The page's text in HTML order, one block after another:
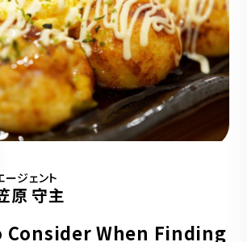
ージェント
原 守主
Consider When Finding